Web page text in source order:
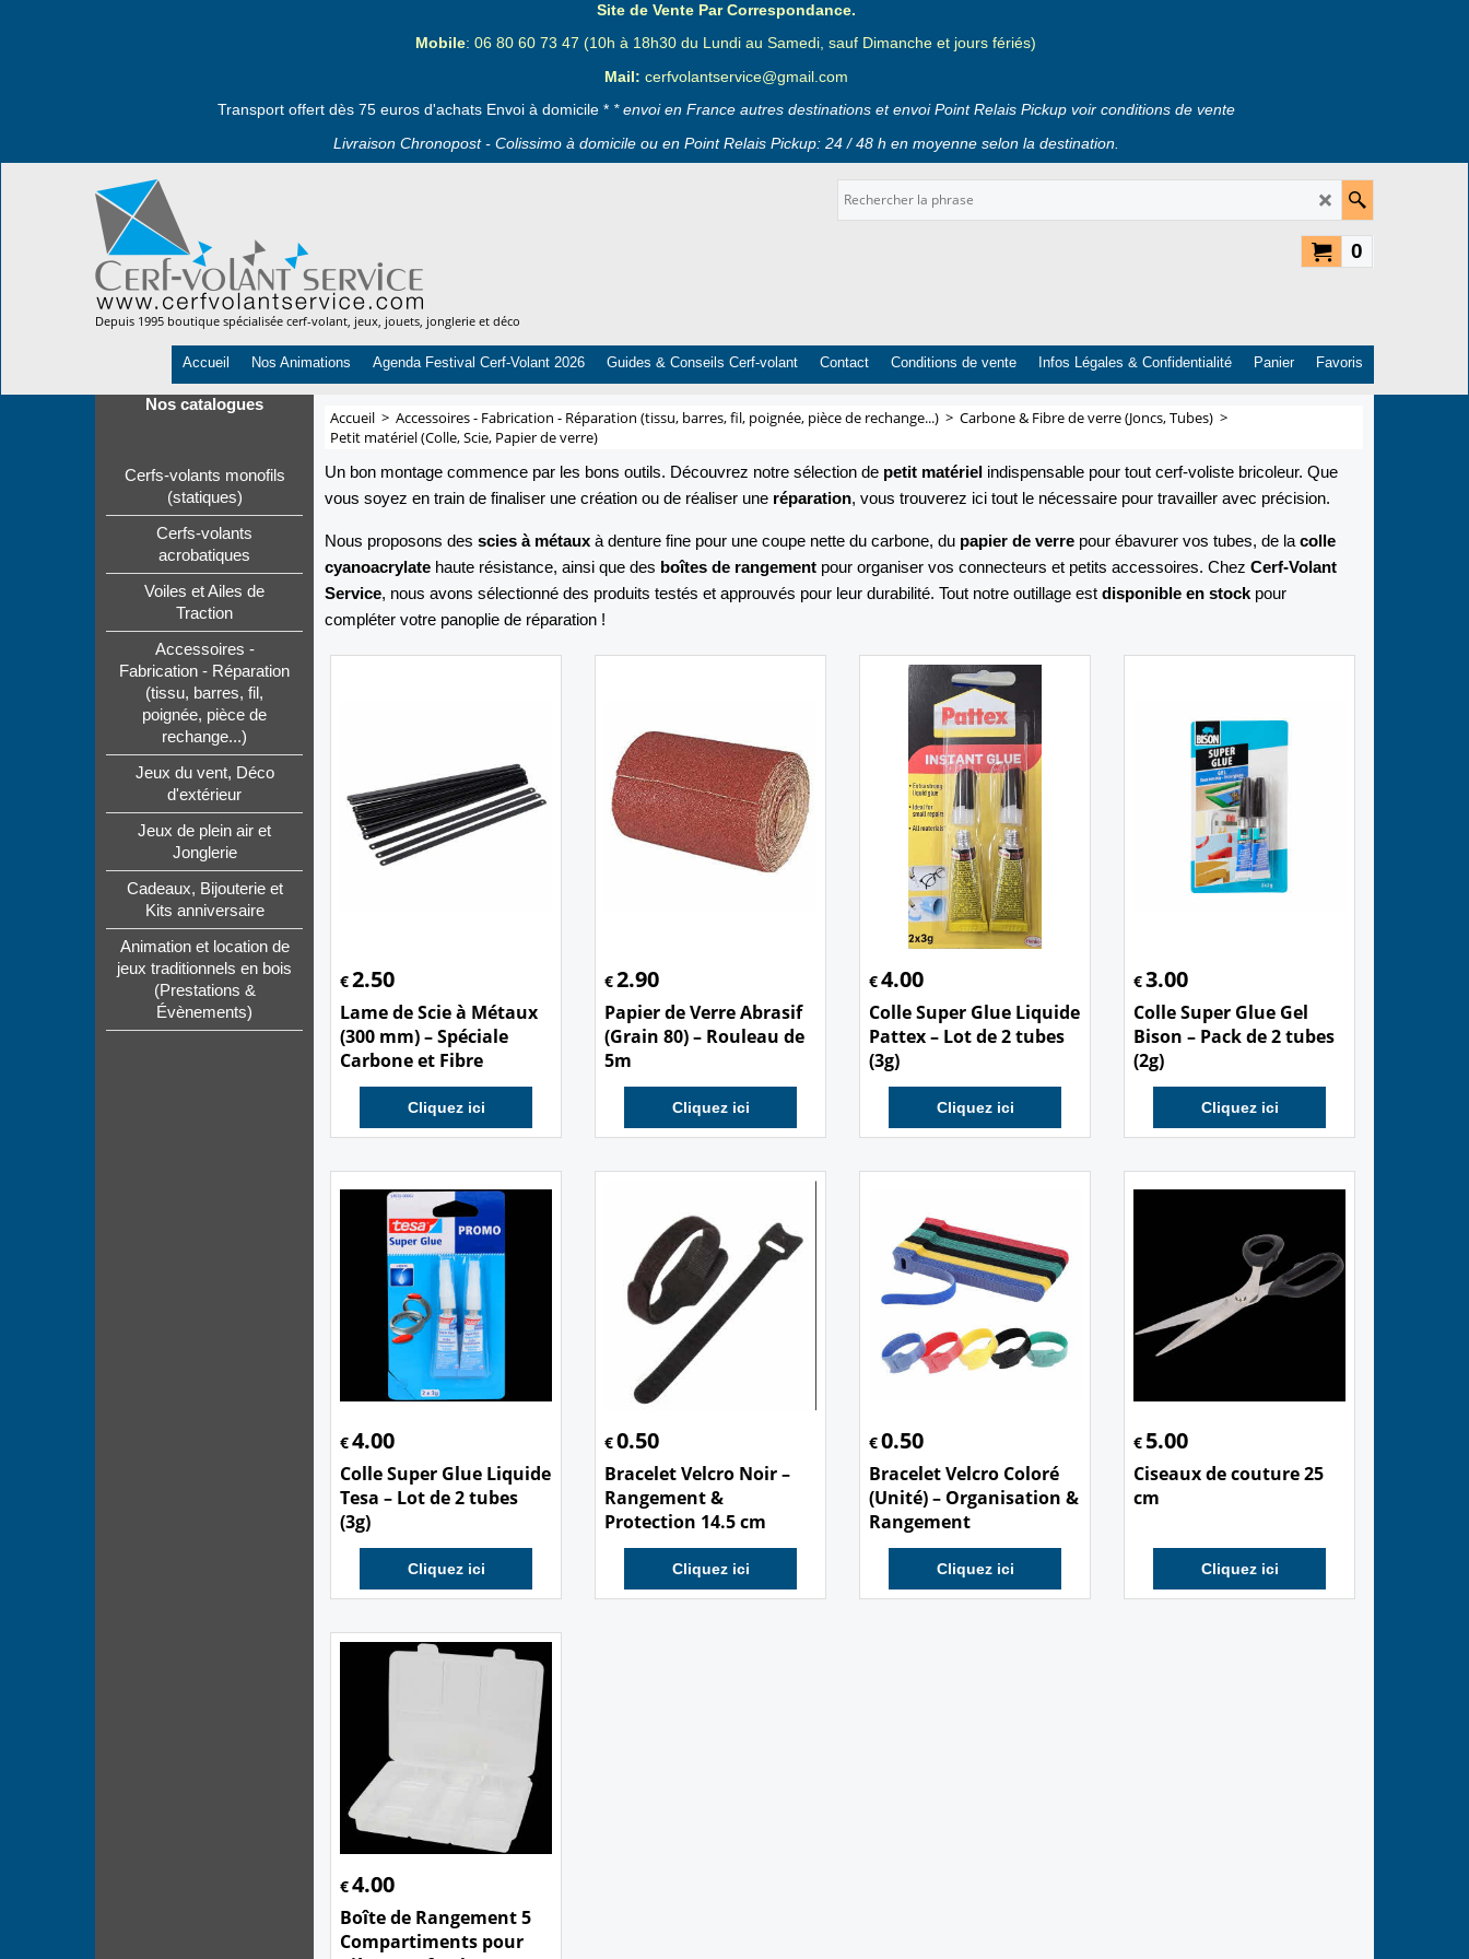
Site de Vente Par Correspondance.
Mobile: 06 80 60 73 47 (10h à 18h30 du Lundi au Samedi, sauf Dimanche et jours fériés)
Mail: cerfvolantservice@gmail.com
Transport offert dès 75 euros d'achats Envoi à domicile * * envoi en France autres destinations et envoi Point Relais Pickup voir conditions de vente
Livraison Chronopost - Colissimo à domicile ou en Point Relais Pickup: 24 / 48 h en moyenne selon la destination.
Depuis 1995 boutique spécialisée cerf-volant, jeux, jouets, jonglerie et déco
0
Accueil Nos Animations Agenda Festival Cerf-Volant 2026 Guides & Conseils Cerf-volant Contact Conditions de vente Infos Légales & Confidentialité Panier Favoris
Nos catalogues
Cerfs-volants monofils
(statiques)
Cerfs-volants
acrobatiques
Voiles et Ailes de
Traction
Accessoires -
Fabrication - Réparation
(tissu, barres, fil,
poignée, pièce de
rechange...)
Jeux du vent, Déco
d'extérieur
Jeux de plein air et
Jonglerie
Cadeaux, Bijouterie et
Kits anniversaire
Animation et location de
jeux traditionnels en bois
(Prestations &
Évènements)
Accueil > Accessoires - Fabrication - Réparation (tissu, barres, fil, poignée, pièce de rechange...) > Carbone & Fibre de verre (Joncs, Tubes) >
Petit matériel (Colle, Scie, Papier de verre)
Un bon montage commence par les bons outils. Découvrez notre sélection de petit matériel indispensable pour tout cerf-voliste bricoleur. Que
vous soyez en train de finaliser une création ou de réaliser une réparation, vous trouverez ici tout le nécessaire pour travailler avec précision.
Nous proposons des scies à métaux à denture fine pour une coupe nette du carbone, du papier de verre pour ébavurer vos tubes, de la colle
cyanoacrylate haute résistance, ainsi que des boîtes de rangement pour organiser vos connecteurs et petits accessoires. Chez Cerf-Volant
Service, nous avons sélectionné des produits testés et approuvés pour leur durabilité. Tout notre outillage est disponible en stock pour
compléter votre panoplie de réparation !
€2.50
Lame de Scie à Métaux
(300 mm) – Spéciale
Carbone et Fibre
Cliquez ici
€2.90
Papier de Verre Abrasif
(Grain 80) – Rouleau de
5m
Cliquez ici
€4.00
Colle Super Glue Liquide
Pattex – Lot de 2 tubes
(3g)
Cliquez ici
€3.00
Colle Super Glue Gel
Bison – Pack de 2 tubes
(2g)
Cliquez ici
€4.00
Colle Super Glue Liquide
Tesa – Lot de 2 tubes
(3g)
Cliquez ici
€0.50
Bracelet Velcro Noir –
Rangement &
Protection 14.5 cm
Cliquez ici
€0.50
Bracelet Velcro Coloré
(Unité) – Organisation &
Rangement
Cliquez ici
€ 5.00
Ciseaux de couture 25
cm
Cliquez ici
€4.00
Boîte de Rangement 5
Compartiments pour